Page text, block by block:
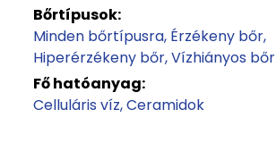
Bőrtípusok:
Minden bőrtípusra Érzékeny bőr
Hiperérzékeny bőr Vízhiányos bőr
Fő hatóanyag:
Celluláris víz Ceramidok